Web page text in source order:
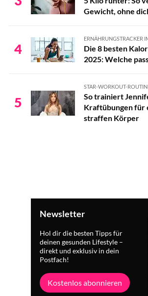
Gewicht, ohne
4
ERNÄHRUNGSTRACKER
Die 8 besten
2025: Welche
5
STAR-WORKOUT-
So trainiert
Kraftübungen für
straffen Körper
Newsletter
Hol dir die besten Tipps für
deinen gesunden Lifestyle –
direkt und exklusiv in dein
Postfach!
Kostenlos abonnieren